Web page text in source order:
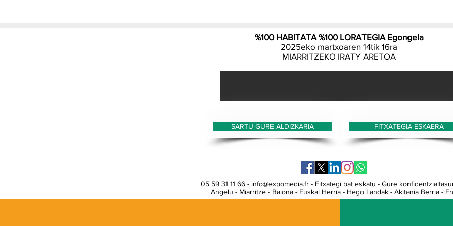
%100 HABITATA %100 LORATEGIA Egongela
2025eko martxoaren 14tik 16ra
MIARRITZEKO IRATY ARETOA
SARTU GURE ALDIZKARIA FITXATEGIA ESKAERA
05 59 31 11 66 - info@expomedia.fr - Fitxategi bat eskatu - Gure
Angelu - Miarritze - Baiona - Euskal Herria - Hego Landak - Akitania Berria -